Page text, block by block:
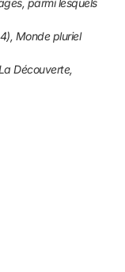
parmi lesquels
Monde pluriel
Découverte,